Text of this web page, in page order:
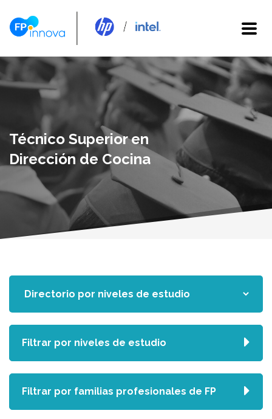
Técnico Superior en
Dirección de Cocina
Filtrar por niveles de estudio
Filtrar por familias profesionales de FP